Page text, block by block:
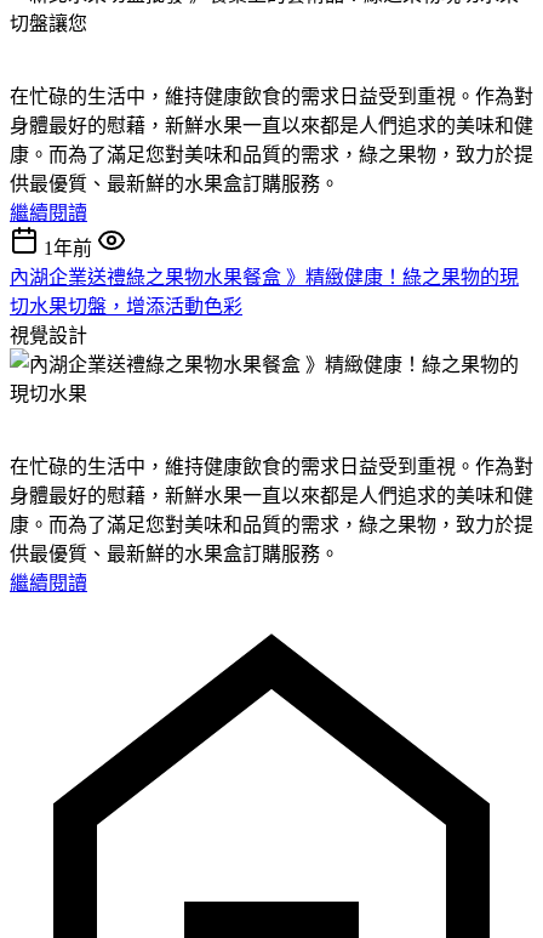
在忙碌的生活中，維持健康飲食的需求日益受到重視。作為對
身體最好的慰藉，新鮮水果一直以來都是人們追求的美味和健
康。而為了滿足您對美味和品質的需求，綠之果物，致力於提
供最優質、最新鮮的水果盒訂購服務。
繼續閱讀
1年前
內湖企業送禮綠之果物水果餐盒 》精緻健康！綠之果物的現
切水果切盤，增添活動色彩
視覺設計
在忙碌的生活中，維持健康飲食的需求日益受到重視。作為對
身體最好的慰藉，新鮮水果一直以來都是人們追求的美味和健
康。而為了滿足您對美味和品質的需求，綠之果物，致力於提
供最優質、最新鮮的水果盒訂購服務。
繼續閱讀